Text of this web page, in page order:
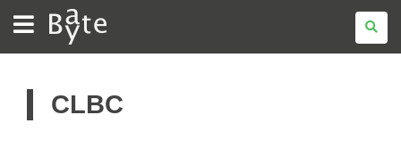
BATE
BYTE
CLBC